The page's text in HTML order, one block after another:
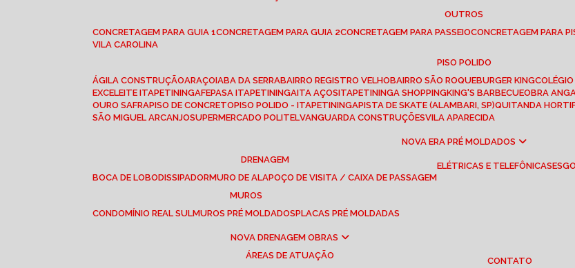
OUTROS
CONCRETAGEM PARA GUIA 1 CONCRETAGEM PARA GUIA 2 CONCRETAGEM PARA PASSEIO CONCRETAGEM PARA
VILA CAROLINA
PISO POLIDO
ÁGILA CONSTRUÇÃO ARAÇOIABA DA SERRA BAIRRO REGISTRO VELHO BAIRRO SÃO ROQUE BURGER KING
EXCELEITE ITAPETININGA FEPASA ITAPETININGA ITA AÇOS ITAPETININGA SHOPPING KING'S BARBECUE OBRA
OURO SAFRA PISO DE CONCRETO PISO POLIDO - ITAPETININGA PISTA DE SKATE (ALAMBARI, SP) QUITANDA
SÃO MIGUEL ARCANJO SUPERMERCADO POLITEL VANGUARDA CONSTRUÇÕES VILA APARECIDA
NOVA ERA PRÉ MOLDADOS
DRENAGEM
BOCA DE LOBO DISSIPADOR MURO DE ALA POÇO DE VISITA / CAIXA DE PASSAGEM
ELÉTRICAS E TELEFÔNICAS
MUROS
CONDOMÍNIO REAL SUL
MUROS PRÉ MOLDADOS PLACAS PRÉ MOLDADAS
NOVA DRENAGEM OBRAS
ÁREAS DE ATUAÇÃO
CONTATO